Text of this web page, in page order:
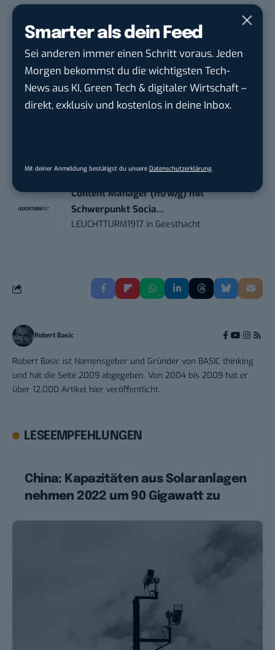
Smarter als dein Feed
Sei anderen immer einen Schritt voraus. Jeden
Morgen bekommst du die wichtigsten Tech-
News aus KI, Green Tech & digitaler Wirtschaft –
direkt, exklusiv und kostenlos in deine Inbox.
Mit deiner Anmeldung bestätigst du unsere Datenschutzerklärung
Volontärin / Volontär für
DIHK | Deutsche Industrie- und
HandelskammerinBerlin
Teamleiter (m/w/d) Customer
Content Manager (m/w/g) mit
Schwerpunkt Socia...
LEUCHTTURM1917 in Geesthacht
Robert Basic
Robert Basic ist Namensgeber und Gründer von BASIC thinking
und hat die Seite 2009 abgegeben. Von 2004 bis 2009 hat er
über 12.000 Artikel hier veröffentlicht.
LESEEMPFEHLUNGEN
China: Kapazitäten aus Solaranlagen
nehmen 2022 um 90 Gigawatt zu